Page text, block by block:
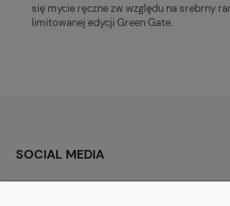
się mycie ręczne zw względu na srebrny
limitowanej edycji Green Gate.
SOCIAL MEDIA